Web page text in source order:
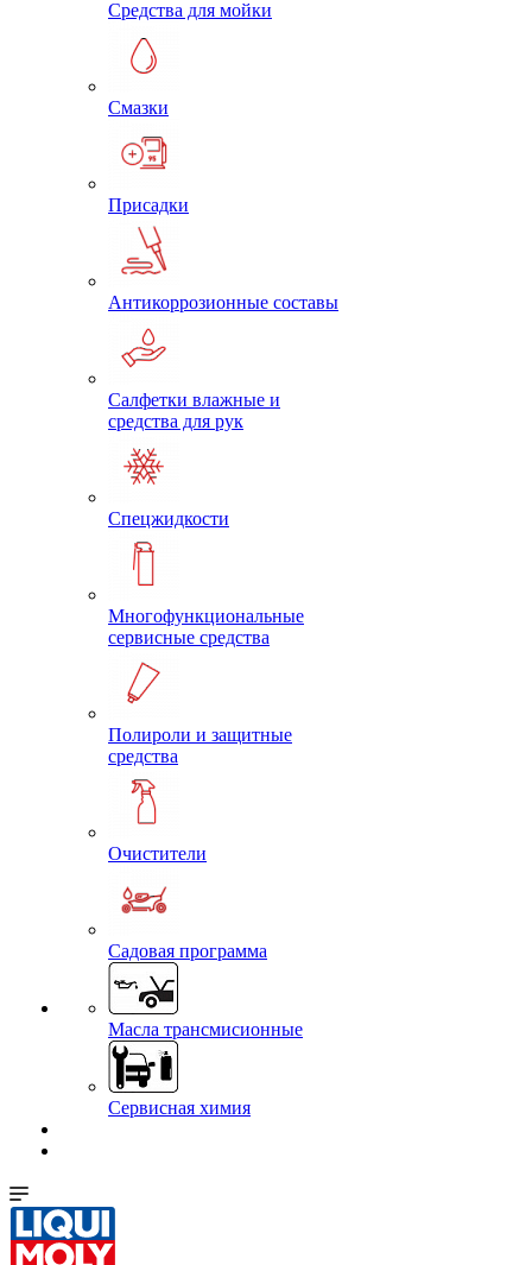
Средства для мойки
Смазки
Присадки
Антикоррозионные составы
Салфетки влажные и
средства для рук
Спецжидкости
Многофункциональные
сервисные средства
Полироли и защитные
средства
Очистители
Садовая программа
Масла трансмисионные
Сервисная химия